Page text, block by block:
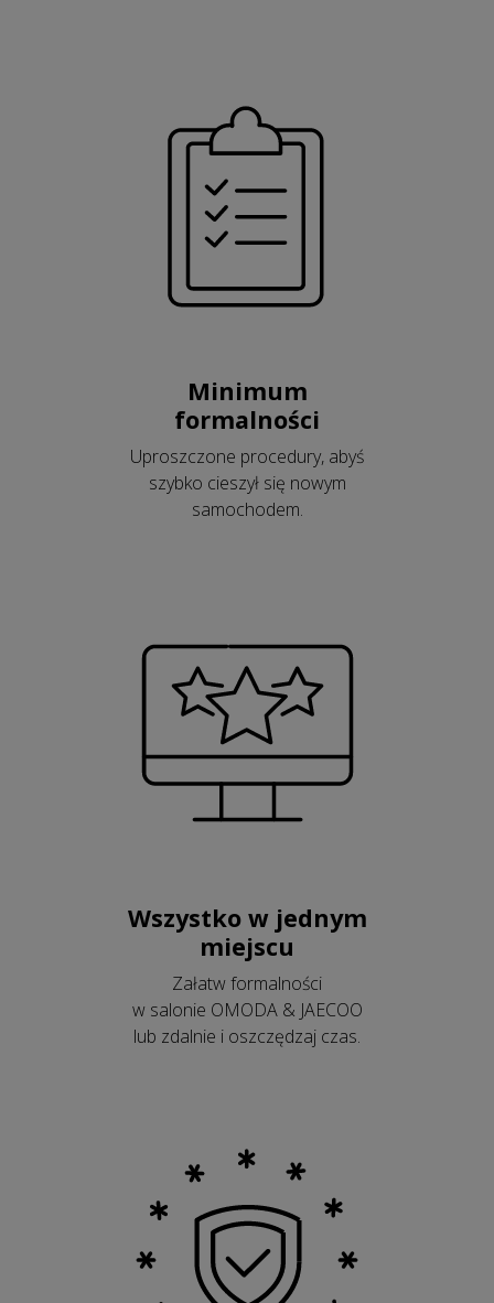
Minimum
formalności
Uproszczone procedury, abyś
szybko cieszył się nowym
samochodem.
Wszystko w jednym
miejscu
Załatw formalności
w salonie OMODA & JAECOO
lub zdalnie i oszczędzaj czas.